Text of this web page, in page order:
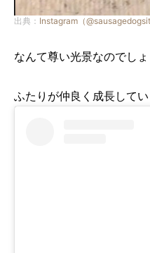
出典： Instagram（
なんて尊い光景なのでしょ
ふたりが仲良く成長して